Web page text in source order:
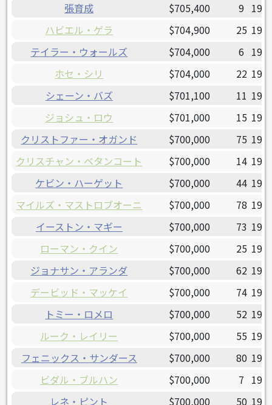
張育成
$705,400 9
ハビエル・ゲラ
$704,900 25
テイラー・ウォールズ
$704,000 6
ホセ・シリ
$704,000 22
シェーン・バズ
$701,100 11
ジョシュ・ロウ
$701,000 15
クリストファー・オガンド
$700,000 75
クリスチャン・ベタンコート
$700,000 14
ケビン・ハーゲット
$700,000 44
マイルズ・マストロブオーニ
$700,000 78
イーストン・マギー
$700,000 73
ローマン・クイン
$700,000 25
ジョナサン・アランダ
$700,000 62
デービッド・マッケイ
$700,000 74
トミー・ロメロ
$700,000 52
ルーク・レイリー
$700,000 55
フェニックス・サンダース
$700,000 80
ビダル・ブルハン
$700,000 7
レネ・ピント
$700,000 50